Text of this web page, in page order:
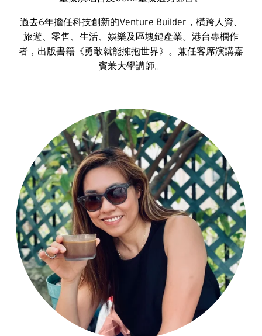
過去6年擔任科技創新的Venture Builder，橫跨人資、
旅遊、零售、生活、娛樂及區塊鏈產業。港台專欄作
者，出版書籍《勇敢就能擁抱世界》。兼任客席演講嘉
賓兼大學講師。